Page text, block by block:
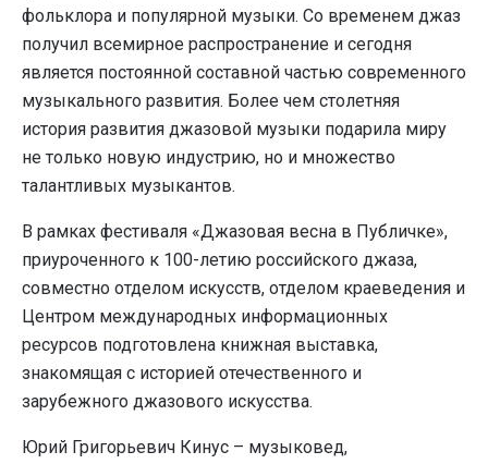
фольклора и популярной музыки. Со временем джаз
получил всемирное распространение и сегодня
является постоянной составной частью современного
музыкального развития. Более чем столетняя
история развития джазовой музыки подарила миру
не только новую индустрию, но и множество
талантливых музыкантов.
В рамках фестиваля «Джазовая весна в Публичке»,
приуроченного к 100-летию российского джаза,
совместно отделом искусств, отделом краеведения и
Центром международных информационных
ресурсов подготовлена книжная выставка,
знакомящая с историей отечественного и
зарубежного джазового искусства.
Юрий Григорьевич Кинус – музыковед,